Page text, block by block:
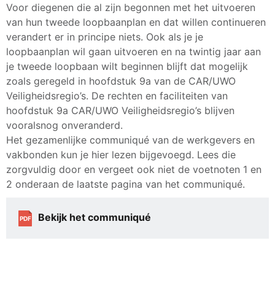
Voor diegenen die al zijn begonnen met het uitvoeren
van hun tweede loopbaanplan en dat willen continueren
verandert er in principe niets. Ook als je je
loopbaanplan wil gaan uitvoeren en na twintig jaar aan
je tweede loopbaan wilt beginnen blijft dat mogelijk
zoals geregeld in hoofdstuk 9a van de CAR/UWO
Veiligheidsregio’s. De rechten en faciliteiten van
hoofdstuk 9a CAR/UWO Veiligheidsregio’s blijven
vooralsnog onveranderd.
Het gezamenlijke communiqué van de werkgevers en
vakbonden kun je hier lezen bijgevoegd. Lees die
zorgvuldig door en vergeet ook niet de voetnoten 1 en
2 onderaan de laatste pagina van het communiqué.
PDF Bekijk het communiqué